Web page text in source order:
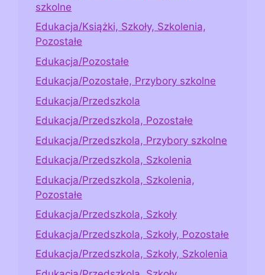
szkolne
Edukacja/Książki, Szkoły, Szkolenia,
Pozostałe
Edukacja/Pozostałe
Edukacja/Pozostałe, Przybory szkolne
Edukacja/Przedszkola
Edukacja/Przedszkola, Pozostałe
Edukacja/Przedszkola, Przybory szkolne
Edukacja/Przedszkola, Szkolenia
Edukacja/Przedszkola, Szkolenia,
Pozostałe
Edukacja/Przedszkola, Szkoły
Edukacja/Przedszkola, Szkoły, Pozostałe
Edukacja/Przedszkola, Szkoły, Szkolenia